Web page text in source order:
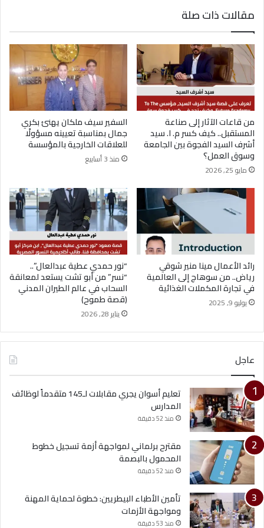
محمود ياسر زغلول.. رحلة شاب طموح جمع بين
تطوير الأعمال وريادة المشروعات وبناء العلامات
التجارية
مقالات ذات صلة
من قاعات الآثار إلى صناعة
المستقبل.. كيف كسر م. ا. سيد
أشرف السيد الفجوة بين الجامعة
وسوق العمل؟
مايو 25, 2026
السفير سيف ملكان يهنئ بكري
جمال بمناسبة تعيينه مسؤولًا
للعلاقات الخارجية بالمؤسسة
منذ 3 أسابيع
رائد الأعمال مينا منير شوقي
رياض.. من سوهاج إلى العالمية
في تجارة المكملات الغذائية
يوليو 9, 2025
“نور حمدي عطية عبدالعال”..
“نسر” من أبو تشت يستعد لمعانقة
السحاب في عالم الطيران المدني
(قصة طموح)
يناير 28, 2026
عاجل
تعليم أسوان يجري مقابلات لـ145 متقدماً لوظائف
المدارس
منذ 52 دقيقة
مقترح برلماني لمواجهة أزمة تسجيل خطوط
المحمول بالبصمة
منذ 52 دقيقة
تأمين الأطباء البيطريين: خطوة لحماية المهنة
ومواجهة الأزمات
منذ 53 دقيقة